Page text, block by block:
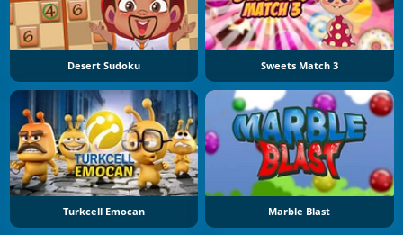
Desert Sudoku Sweets Match 3
Turkcell Emocan Marble Blast